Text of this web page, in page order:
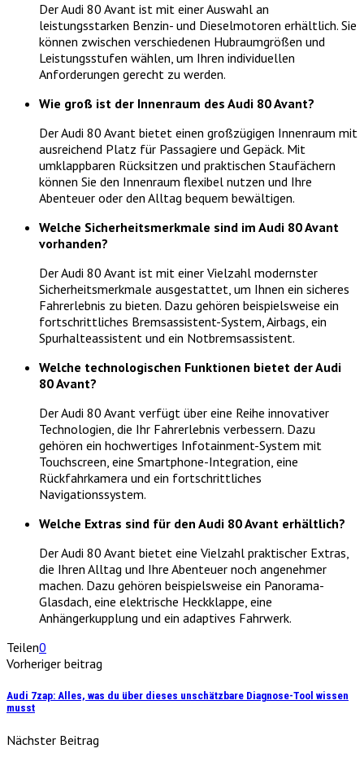
Der Audi 80 Avant ist mit einer Auswahl an
leistungsstarken Benzin- und Dieselmotoren erhältlich. Sie
können zwischen verschiedenen Hubraumgrößen und
Leistungsstufen wählen, um Ihren individuellen
Anforderungen gerecht zu werden.
Wie groß ist der Innenraum des Audi 80 Avant?
Der Audi 80 Avant bietet einen großzügigen Innenraum mit
ausreichend Platz für Passagiere und Gepäck. Mit
umklappbaren Rücksitzen und praktischen Staufächern
können Sie den Innenraum flexibel nutzen und Ihre
Abenteuer oder den Alltag bequem bewältigen.
Welche Sicherheitsmerkmale sind im Audi 80 Avant
vorhanden?
Der Audi 80 Avant ist mit einer Vielzahl modernster
Sicherheitsmerkmale ausgestattet, um Ihnen ein sicheres
Fahrerlebnis zu bieten. Dazu gehören beispielsweise ein
fortschrittliches Bremsassistent-System, Airbags, ein
Spurhalteassistent und ein Notbremsassistent.
Welche technologischen Funktionen bietet der Audi
80 Avant?
Der Audi 80 Avant verfügt über eine Reihe innovativer
Technologien, die Ihr Fahrerlebnis verbessern. Dazu
gehören ein hochwertiges Infotainment-System mit
Touchscreen, eine Smartphone-Integration, eine
Rückfahrkamera und ein fortschrittliches
Navigationssystem.
Welche Extras sind für den Audi 80 Avant erhältlich?
Der Audi 80 Avant bietet eine Vielzahl praktischer Extras,
die Ihren Alltag und Ihre Abenteuer noch angenehmer
machen. Dazu gehören beispielsweise ein Panorama-
Glasdach, eine elektrische Heckklappe, eine
Anhängerkupplung und ein adaptives Fahrwerk.
Teilen0
Vorheriger beitrag
Audi 7zap: Alles, was du über dieses unschätzbare Diagnose-Tool wissen
musst
Nächster Beitrag